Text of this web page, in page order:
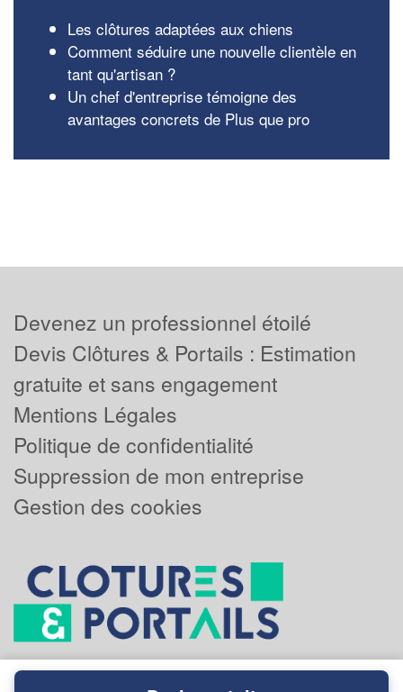
Les clôtures adaptées aux chiens
Comment séduire une nouvelle clientèle en
tant qu'artisan ?
Un chef d'entreprise témoigne des
avantages concrets de Plus que pro
Devenez un professionnel étoilé
Devis Clôtures & Portails : Estimation
gratuite et sans engagement
Mentions Légales
Politique de confidentialité
Suppression de mon entreprise
Gestion des cookies